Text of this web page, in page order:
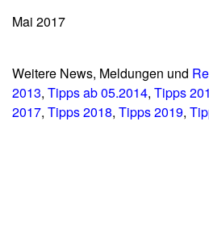
Mai 2017
Weitere News, Meldungen und
2013, Tipps ab 05.2014, Tipps
2017, Tipps 2018, Tipps 2019,